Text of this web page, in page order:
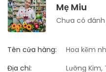
Mẹ Miu
Chưa có
Tên cửa hàng:
Hoa kẽm
Địa chỉ:
Lưỡng Kim,